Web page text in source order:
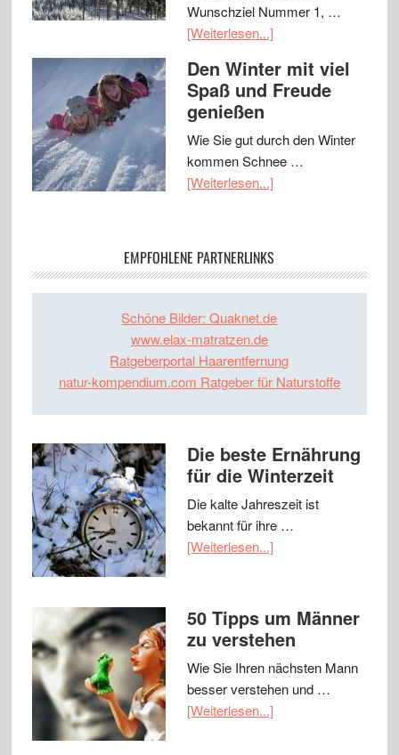
Wunschziel Nummer 1, …
[Weiterlesen...]
Den Winter mit viel
Spaß und Freude
genießen
Wie Sie gut durch den Winter
kommen Schnee …
[Weiterlesen...]
EMPFOHLENE PARTNERLINKS
Schöne Bilder: Quaknet.de
www.elax-matratzen.de
Ratgeberportal Haarentfernung
natur-kompendium.com Ratgeber für Naturstoffe
Die beste Ernährung
für die Winterzeit
Die kalte Jahreszeit ist
bekannt für ihre …
[Weiterlesen...]
50 Tipps um Männer
zu verstehen
Wie Sie Ihren nächsten Mann
besser verstehen und …
[Weiterlesen...]